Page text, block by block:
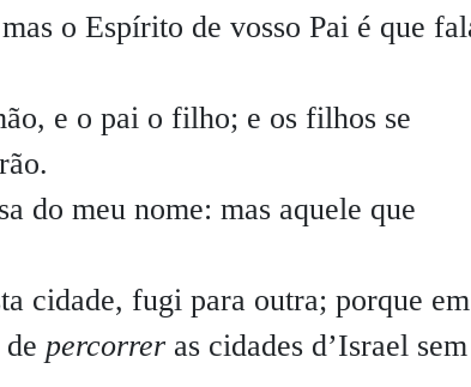
o Espírito de vosso Pai é que
e o pai o filho; e os filhos se
do meu nome: mas aquele que
cidade, fugi para outra; porque em
percorrer as cidades d’Israel